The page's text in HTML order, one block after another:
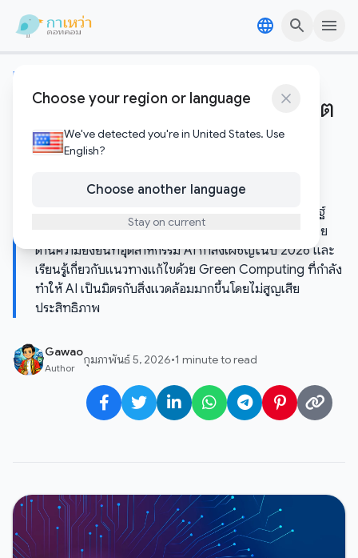
Choose your region or language
We've detected you're in United States. Use
English?
Choose another language
Stay on current
เทคโนโลยีอัพเดต
เบื้องหลังความฉลาดของ AI: วิกฤต
พลังงานและทางรอดด้วย Green
ค้นพบต้นทุนด้านสิ่งแวดล้อมที่ซ่อนอยู่ของปัญญาประดิษฐ์
เมื่อโมเดล AI ใช้พลังงานจำนวนมหาศาล สำรวจความท้าทาย
ด้านความยั่งยืนที่อุตสาหกรรม AI กำลังเผชิญในปี 2026 และ
เรียนรู้เกี่ยวกับแนวทางแก้ไขด้วย Green Computing ที่กำลัง
ทำให้ AI เป็นมิตรกับสิ่งแวดล้อมมากขึ้นโดยไม่สูญเสีย
ประสิทธิภาพ
Gawao
Author
กุมภาพันธ์ 5, 2026•1 minute to read